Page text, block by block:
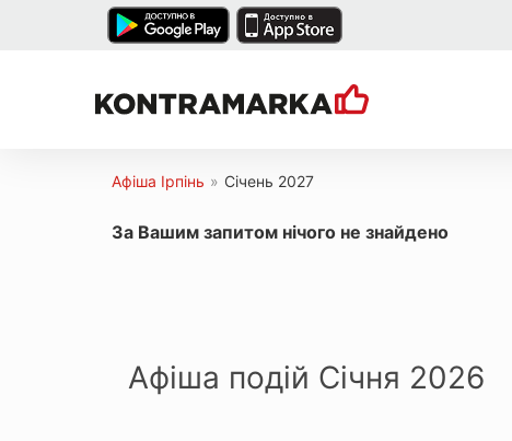
Афіша Ірпінь » Січень 2027
За Вашим запитом нічого не знайдено
Афіша подій Січня 2026